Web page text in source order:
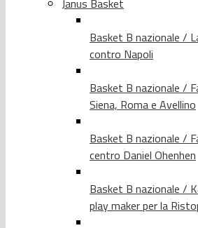
Janus Basket
Basket B nazionale /
contro Napoli
Basket B nazionale /
Siena, Roma e Avellino
Basket B nazionale /
centro Daniel Ohenhen
Basket B nazionale /
play maker per la